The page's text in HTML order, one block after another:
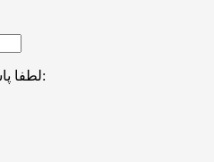
لطفا پاسخ را به عدد انگلیسی وارد کنید: